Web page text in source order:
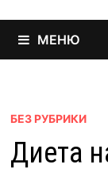
МЕНЮ
БЕЗ РУБРИКИ
Диета